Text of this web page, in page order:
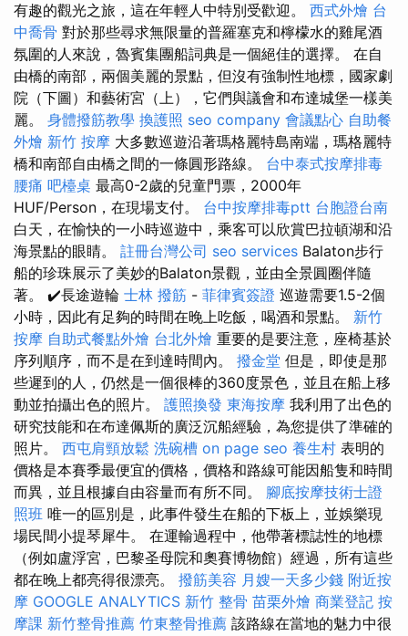
有趣的觀光之旅，這在年輕人中特別受歡迎。 西式外燴 台
中喬骨 對於那些尋求無限量的普羅塞克和檸檬水的雞尾酒
氛圍的人來說，魯賓集團船詞典是一個絕佳的選擇。 在自
由橋的南部，兩個美麗的景點，但沒有強制性地標，國家劇
院（下圖）和藝術宮（上），它們與議會和布達城堡一樣美
麗。 身體撥筋教學 換護照 seo company 會議點心 自助餐
外燴 新竹 按摩 大多數巡遊沿著瑪格麗特島南端，瑪格麗特
橋和南部自由橋之間的一條圓形路線。 台中泰式按摩排毒
腰痛 吧檯桌 最高0-2歲的兒童門票，2000年
HUF/Person，在現場支付。 台中按摩排毒ptt 台胞證台南
白天，在愉快的一小時巡遊中，乘客可以欣賞巴拉頓湖和沿
海景點的眼睛。 註冊台灣公司 seo services Balaton步行
船的珍珠展示了美妙的Balaton景觀，並由全景圓圈伴隨
著。 ✔️長途遊輪 士林 撥筋 - 菲律賓簽證 巡遊需要1.5-2個
小時，因此有足夠的時間在晚上吃飯，喝酒和景點。 新竹
按摩 自助式餐點外燴 台北外燴 重要的是要注意，座椅基於
序列順序，而不是在到達時間內。 撥金堂 但是，即使是那
些遲到的人，仍然是一個很棒的360度景色，並且在船上移
動並拍攝出色的照片。 護照換發 東海按摩 我利用了出色的
研究技能和在布達佩斯的廣泛沉船經驗，為您提供了準確的
照片。 西屯肩頸放鬆 洗碗槽 on page seo 養生村 表明的
價格是本賽季最便宜的價格，價格和路線可能因船隻和時間
而異，並且根據自由容量而有所不同。 腳底按摩技術士證
照班 唯一的區別是，此事件發生在船的下板上，並娛樂現
場民間小提琴犀牛。 在運輸過程中，他帶著標誌性的地標
（例如盧浮宮，巴黎圣母院和奧賽博物館）經過，所有這些
都在晚上都亮得很漂亮。 撥筋美容 月嫂一天多少錢 附近按
摩 GOOGLE ANALYTICS 新竹 整骨 苗栗外燴 商業登記 按
摩課 新竹整骨推薦 竹東整骨推薦 該路線在當地的魅力中很